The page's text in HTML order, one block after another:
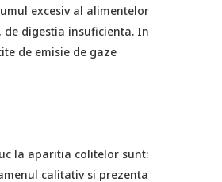
excesiv al alimentelor
de digestia insuficienta. In
de emisie de gaze
la aparitia colitelor sunt:
calitativ si prezenta